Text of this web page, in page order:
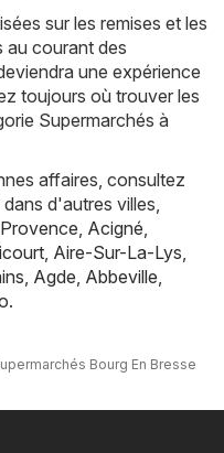
sur les remises et les
au courant des
une expérience
toujours où trouver les
Supermarchés à
affaires, consultez
d'autres villes,
Acigné
Aire-Sur-La-Lys
Agde Abbeville
.
Bourg En Bresse